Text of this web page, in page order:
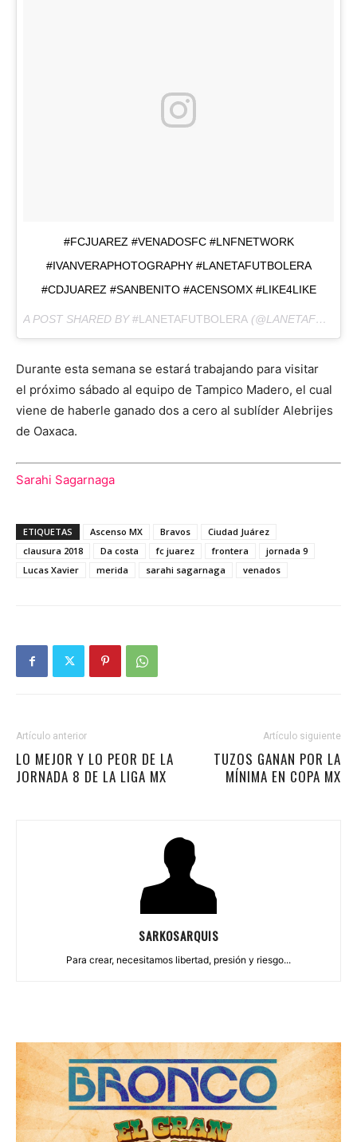
#FCJUAREZ #VENADOSFC #LNFNETWORK
#IVANVERAPHOTOGRAPHY #LANETAFUTBOLERA
#CDJUAREZ #SANBENITO #ACENSOMX #LIKE4LIKE
A POST SHARED BY#LANETAFUTBOLERA (@LANETAFUTBOLERA) ON
Durante esta semana se estará trabajando para visitar
el próximo sábado al equipo de Tampico Madero, el cual
viene de haberle ganado dos a cero al sublíder Alebrijes
de Oaxaca.
Sarahi Sagarnaga
ETIQUETAS Ascenso MX Bravos
Ciudad Juárez
clausura 2018
Da costa fc juarez frontera
jornada 9
Lucas Xavier
merida sarahi sagarnaga venados
Artículo anterior
LO MEJOR Y LO PEOR DE LA
JORNADA 8 DE LA LIGA MX
Artículo siguiente
TUZOS GANAN POR LA
MÍNIMA EN COPA MX
SARKOSARQUIS
Para crear, necesitamos libertad, presión y riesgo...